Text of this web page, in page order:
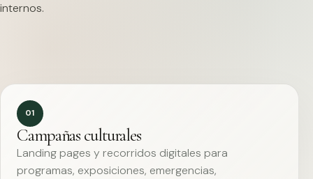
internos.
01
Campañas culturales
Landing pages y recorridos digitales para
programas, exposiciones, emergencias,